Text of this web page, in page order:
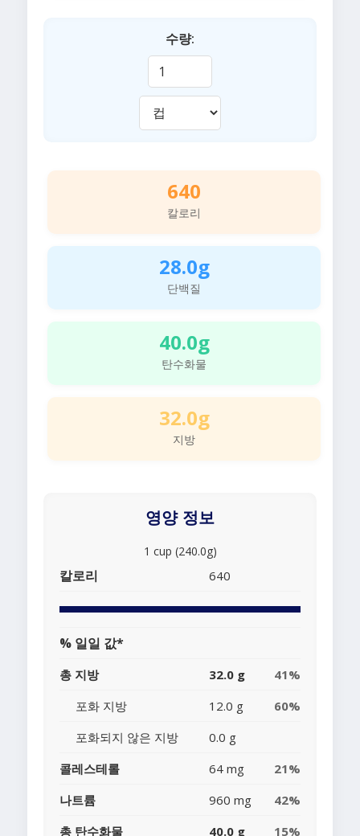
수량:
640
칼로리
28.0g
단백질
40.0g
탄수화물
32.0g
지방
영양 정보
1 cup (240.0g)
칼로리 640
% 일일 값*
총 지방 32.0 g
41%
포화 지방
12.0 g
60%
포화되지 않은 지방
0.0 g
콜레스테롤
64 mg
21%
나트륨
960 mg
42%
총 탄수화물
40.0 g 15%